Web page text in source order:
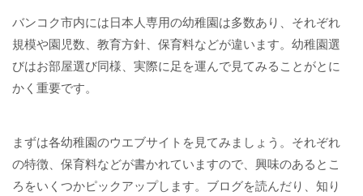
バンコク市内には日本人専用の幼稚園は多数あり、それぞれ
規模や園児数、教育方針、保育料などが違います。幼稚園選
びはお部屋選び同様、実際に足を運んで見てみることがとに
かく重要です。
まずは各幼稚園のウエブサイトを見てみましょう。それぞれ
の特徴、保育料などが書かれていますので、興味のあるとこ
ろをいくつかピックアップします。ブログを読んだり、知り